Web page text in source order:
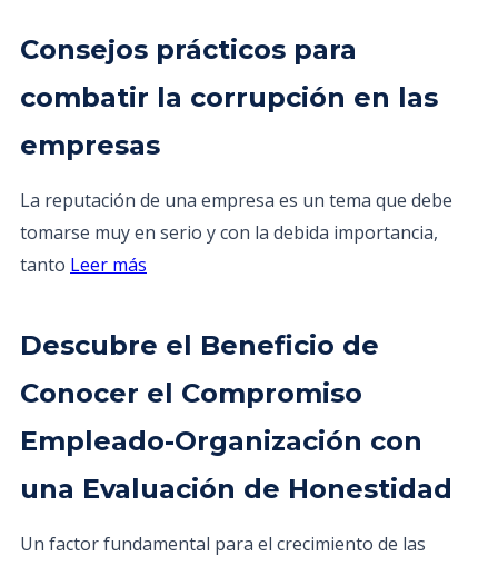
Consejos prácticos para
combatir la corrupción en las
empresas
La reputación de una empresa es un tema que debe
tomarse muy en serio y con la debida importancia,
tanto Leer más
Descubre el Beneficio de
Conocer el Compromiso
Empleado-Organización con
una Evaluación de Honestidad
Un factor fundamental para el crecimiento de las